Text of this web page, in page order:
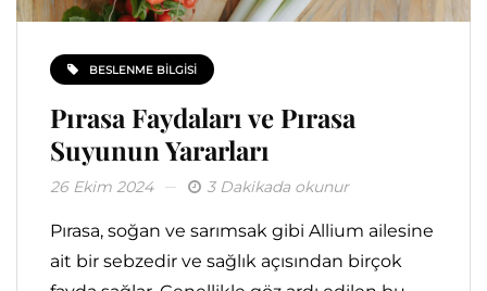
BESLENME BILGISI
Pırasa Faydaları ve Pırasa
Suyunun Yararları
26 Ekim 2024 3 Dakikada okunur
Pırasa, soğan ve sarımsak gibi Allium ailesine
ait bir sebzedir ve sağlık açısından birçok